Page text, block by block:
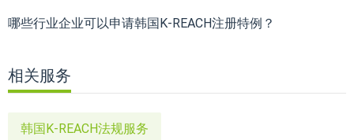
哪些行业企业可以申请韩国K-REACH注册特例？
相关服务
韩国K-REACH法规服务